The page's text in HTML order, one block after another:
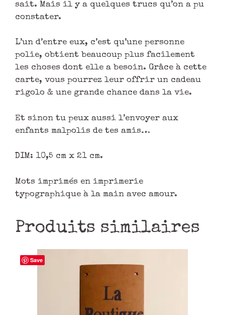
sait. Mais il y a quelques trucs qu’on a pu
constater.
L’un d’entre eux, c’est qu’une personne
polie, obtient beaucoup plus facilement
les choses dont elle a besoin. Grâce à cette
carte, vous pourrez leur offrir un cadeau
rigolo & une grande chance dans la vie.
Et sinon tu peux aussi l’envoyer aux
enfants malpolis de tes amis…
DIM: 10,5 cm x 21 cm.
Mots imprimés en imprimerie
typographique à la main avec amour.
Produits similaires
Save